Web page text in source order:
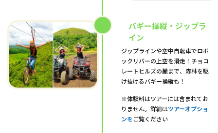
バギー操縦・ジップラ
イン
ジップラインや空中自転車でロボ
ックリバーの上空を滑走！チョコ
レートヒルズの麓まで、森林を駆
け抜けるバギー操縦も！
※体験料はツアーには含まれてお
りません。詳細はツアーオプショ
ンをご覧ください